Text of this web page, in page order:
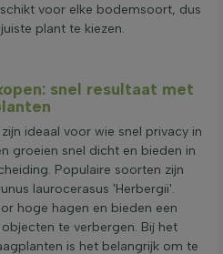
voor elke bodemsoort, dus
plant te kiezen.
snel resultaat met
ideaal voor wie snel privacy in
groeien snel dicht en bieden in
Populaire soorten zijn
laurocerasus 'Herbergii'.
hoge hagen en bieden een
te verbergen. Bij het
is het belangrijk om te